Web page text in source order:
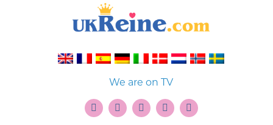
We are on TV